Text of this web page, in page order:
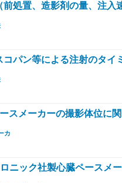
前処置、造影剤の量、注入
コパン等による注射のタイ
スメーカーの撮影体位に
カ
ニック社製心臓ペースメ